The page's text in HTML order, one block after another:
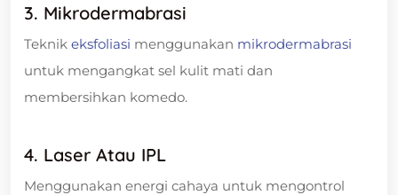
3. Mikrodermabrasi
Teknik eksfoliasi menggunakan mikrodermabrasi
untuk mengangkat sel kulit mati dan
membersihkan komedo.
4. Laser Atau IPL
Menggunakan energi cahaya untuk mengontrol